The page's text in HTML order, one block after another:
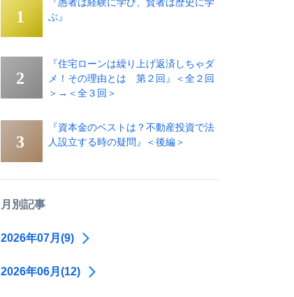
ぶ』
『住宅ローンは繰り上げ返済しちゃダ
メ！その理由とは 第２回』＜全２回
＞→＜全３回＞
『資本金のベストは？不動産投資で法
人設立する時の疑問』＜後編＞
月別記事
2026年07月(9)
2026年06月(12)